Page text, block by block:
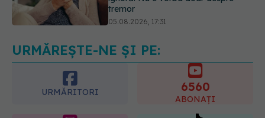
Gabriela Cristea, manifest pentru
respect și acceptare: Corpul
fiecăruia spune o poveste
URMĂREȘTE-NE ȘI PE:
URMĂRITORI 6560
ABONAȚI